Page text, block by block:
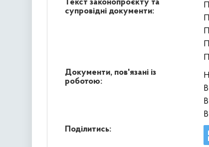
Текст законопроєкту та
супровідні документи:
Документи, пов'язані із
роботою:
Поділитись: